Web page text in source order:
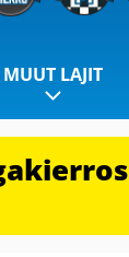
MUUT LAJIT